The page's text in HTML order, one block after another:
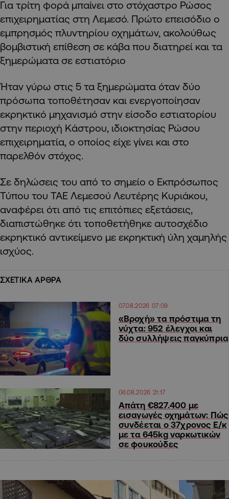
Για τρίτη φορά μπαίνει στο στόχαστρο Ρώσος
επιχειρηματίας στη Λεμεσό. Πρώτο επεισόδιο ο
εμπρησμός πλυντηρίου οχημάτων, ακολούθως
βομβιστική επίθεση σε κάβα που διατηρεί και τα
ξημερώματα σε εστιατόριο
Ήταν γύρω στις 5 τα ξημερώματα όταν δύο
πρόσωπα τοποθέτησαν και ενεργοποίησαν
εκρηκτικό μηχανισμό στην είσοδο εστιατορίου
στην περιοχή Κάστρου, ιδιοκτησίας Ρώσου
επιχειρηματία, ο οποίος είχε γίνει και στο
παρελθόν στόχος.
Σε δηλώσεις του από το σημείο ο Εκπρόσωπος
Τύπου του ΤΑΕ Λεμεσού Λευτέρης Κυριάκου,
αναφέρει ότι από τις επιτόπιες εξετάσεις,
διαπιστώθηκε ότι τοποθετήθηκε αυτοσχέδιο
εκρηκτικό αντικείμενο με εκρηκτική ύλη χαμηλής
ισχύος.
ΣΧΕΤΙΚΑ ΑΡΘΡΑ
07.08.2026 07:09
«Βροχή» τα πρόστιμα τη
νύχτα: 952 έλεγχοι και
δύο συλλήψεις παγκύπρια
06.08.2026 21:17
Απάτη €827.400 με
εισαγωγές οχημάτων: Πώς
συνδέεται ο 37χρονος Ε/κ
με τα 645kg ναρκωτικών
σε φουκούδες